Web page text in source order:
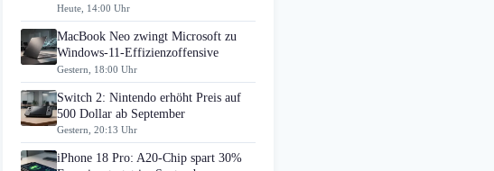
Heute, 14:00 Uhr
MacBook Neo zwingt Microsoft zu
Windows-11-Effizienzoffensive
Gestern, 18:00 Uhr
Switch 2: Nintendo erhöht Preis auf
500 Dollar ab September
Gestern, 20:13 Uhr
iPhone 18 Pro: A20-Chip spart 30%